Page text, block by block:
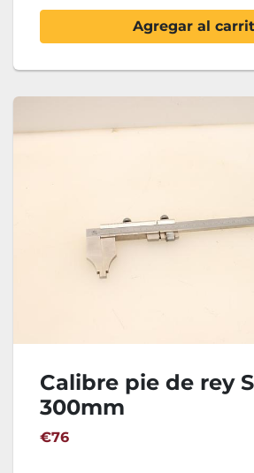
Agregar al
Calibre pie de rey
300mm
€76